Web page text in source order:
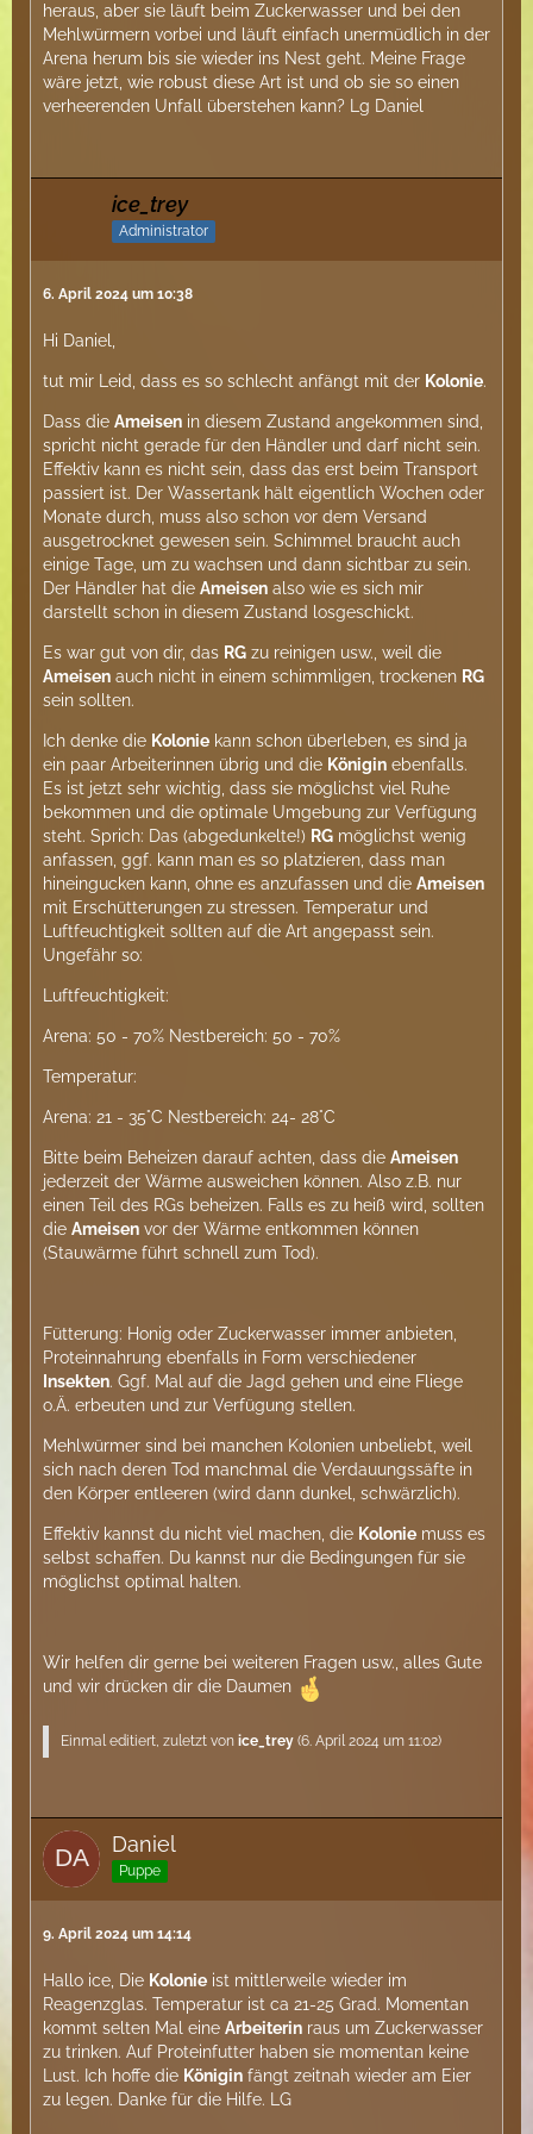
heraus, aber sie läuft beim Zuckerwasser und bei den
Mehlwürmern vorbei und läuft einfach unermüdlich in der
Arena herum bis sie wieder ins Nest geht. Meine Frage
wäre jetzt, wie robust diese Art ist und ob sie so einen
verheerenden Unfall überstehen kann? Lg Daniel
ice_trey
Administrator
6. April 2024 um 10:38
Hi Daniel,
tut mir Leid, dass es so schlecht anfängt mit der Kolonie.
Dass die Ameisen in diesem Zustand angekommen sind,
spricht nicht gerade für den Händler und darf nicht sein.
Effektiv kann es nicht sein, dass das erst beim Transport
passiert ist. Der Wassertank hält eigentlich Wochen oder
Monate durch, muss also schon vor dem Versand
ausgetrocknet gewesen sein. Schimmel braucht auch
einige Tage, um zu wachsen und dann sichtbar zu sein.
Der Händler hat die Ameisen also wie es sich mir
darstellt schon in diesem Zustand losgeschickt.
Es war gut von dir, das RG zu reinigen usw., weil die
Ameisen auch nicht in einem schimmligen, trockenen RG
sein sollten.
Ich denke die Kolonie kann schon überleben, es sind ja
ein paar Arbeiterinnen übrig und die Königin ebenfalls.
Es ist jetzt sehr wichtig, dass sie möglichst viel Ruhe
bekommen und die optimale Umgebung zur Verfügung
steht. Sprich: Das (abgedunkelte!) RG möglichst wenig
anfassen, ggf. kann man es so platzieren, dass man
hineingucken kann, ohne es anzufassen und die Ameisen
mit Erschütterungen zu stressen. Temperatur und
Luftfeuchtigkeit sollten auf die Art angepasst sein.
Ungefähr so:
Luftfeuchtigkeit:
Arena: 50 - 70% Nestbereich: 50 - 70%
Temperatur:
Arena: 21 - 35°C Nestbereich: 24- 28°C
Bitte beim Beheizen darauf achten, dass die Ameisen
jederzeit der Wärme ausweichen können. Also z.B. nur
einen Teil des RGs beheizen. Falls es zu heiß wird, sollten
die Ameisen vor der Wärme entkommen können
(Stauwärme führt schnell zum Tod).
Fütterung: Honig oder Zuckerwasser immer anbieten,
Proteinnahrung ebenfalls in Form verschiedener
Insekten. Ggf. Mal auf die Jagd gehen und eine Fliege
o.Ä. erbeuten und zur Verfügung stellen.
Mehlwürmer sind bei manchen Kolonien unbeliebt, weil
sich nach deren Tod manchmal die Verdauungssäfte in
den Körper entleeren (wird dann dunkel, schwärzlich).
Effektiv kannst du nicht viel machen, die Kolonie muss es
selbst schaffen. Du kannst nur die Bedingungen für sie
möglichst optimal halten.
Wir helfen dir gerne bei weiteren Fragen usw., alles Gute
und wir drücken dir die Daumen
Einmal editiert, zuletzt von ice_trey (6. April 2024 um 11:02)
Daniel
Puppe
9. April 2024 um 14:14
Hallo ice, Die Kolonie ist mittlerweile wieder im
Reagenzglas. Temperatur ist ca 21-25 Grad. Momentan
kommt selten Mal eine Arbeiterin raus um Zuckerwasser
zu trinken. Auf Proteinfutter haben sie momentan keine
Lust. Ich hoffe die Königin fängt zeitnah wieder am Eier
zu legen. Danke für die Hilfe. LG